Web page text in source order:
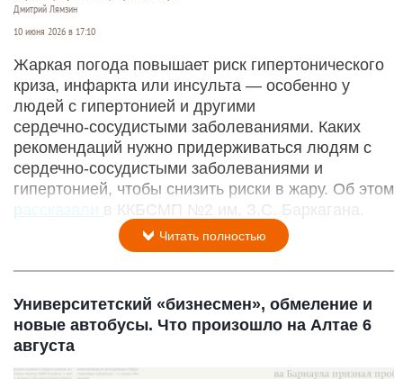
Дмитрий Лямзин
10 июня 2026 в 17:10
Жаркая погода повышает риск гипертонического
криза, инфаркта или инсульта — особенно у
людей с гипертонией и другими
сердечно‑сосудистыми заболеваниями. Каких
рекомендаций нужно придерживаться людям с
сердечно‑сосудистыми заболеваниями и
гипертонией, чтобы снизить риски в жару. Об этом
рассказали в ККБСМП №2 им. З.С. Баркагана.
Читать полностью
Университетский «бизнесмен», обмеление и
новые автобусы. Что произошло на Алтае 6
августа